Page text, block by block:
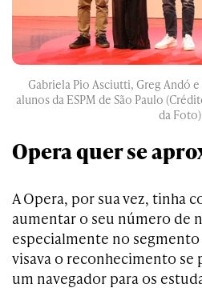
Gabriela Pio Asciutti, Greg Andó
alunos da ESPM de São Paulo
da Foto)
Opera quer se
A Opera, por sua vez, tinha
aumentar o seu número de
especialmente no
visava o reconhecimento
um navegador para os